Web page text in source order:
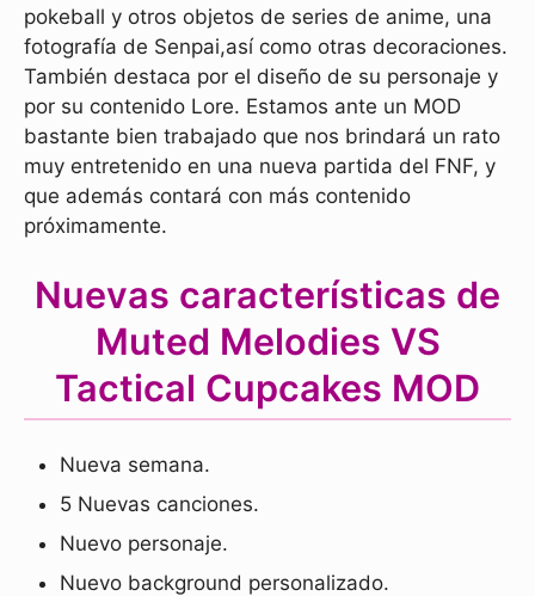
pokeball y otros objetos de series de anime, una
fotografía de Senpai,así como otras decoraciones.
También destaca por el diseño de su personaje y
por su contenido Lore. Estamos ante un MOD
bastante bien trabajado que nos brindará un rato
muy entretenido en una nueva partida del FNF, y
que además contará con más contenido
próximamente.
Nuevas características de
Muted Melodies VS
Tactical Cupcakes MOD
Nueva semana.
5 Nuevas canciones.
Nuevo personaje.
Nuevo background personalizado.